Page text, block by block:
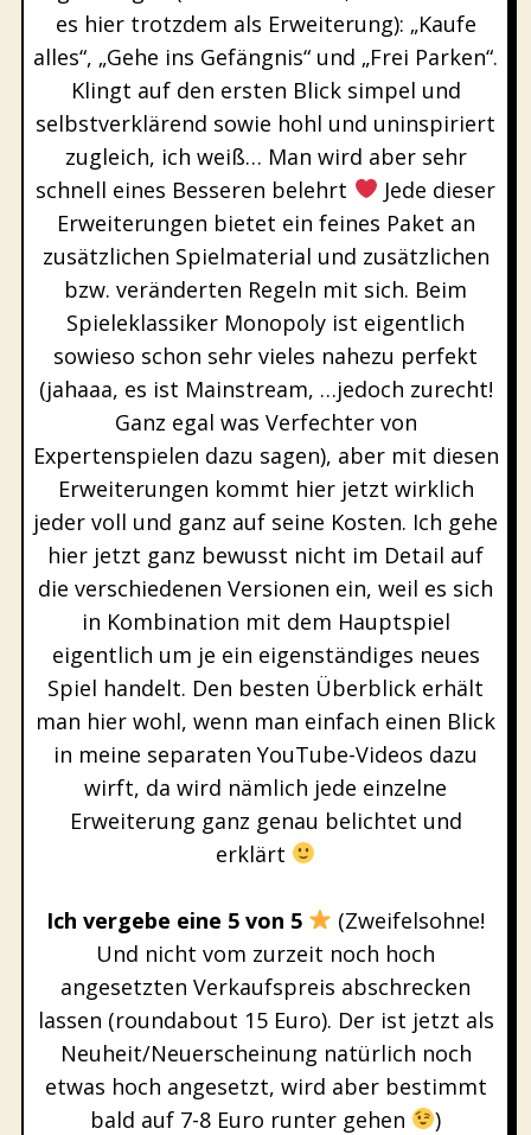
es hier trotzdem als Erweiterung): „Kaufe
alles“, „Gehe ins Gefängnis“ und „Frei Parken“.
Klingt auf den ersten Blick simpel und
selbstverklärend sowie hohl und uninspiriert
zugleich, ich weiß… Man wird aber sehr
schnell eines Besseren belehrt
Jede dieser
Erweiterungen bietet ein feines Paket an
zusätzlichen Spielmaterial und zusätzlichen
bzw. veränderten Regeln mit sich. Beim
Spieleklassiker Monopoly ist eigentlich
sowieso schon sehr vieles nahezu perfekt
(jahaaa, es ist Mainstream, …jedoch zurecht!
Ganz egal was Verfechter von
Expertenspielen dazu sagen), aber mit diesen
Erweiterungen kommt hier jetzt wirklich
jeder voll und ganz auf seine Kosten. Ich gehe
hier jetzt ganz bewusst nicht im Detail auf
die verschiedenen Versionen ein, weil es sich
in Kombination mit dem Hauptspiel
eigentlich um je ein eigenständiges neues
Spiel handelt. Den besten Überblick erhält
man hier wohl, wenn man einfach einen Blick
in meine separaten YouTube-Videos dazu
wirft, da wird nämlich jede einzelne
Erweiterung ganz genau belichtet und
erklärt
Ich vergebe eine 5 von 5
(Zweifelsohne!
Und nicht vom zurzeit noch hoch
angesetzten Verkaufspreis abschrecken
lassen (roundabout 15 Euro). Der ist jetzt als
Neuheit/Neuerscheinung natürlich noch
etwas hoch angesetzt, wird aber bestimmt
bald auf 7-8 Euro runter gehen
)